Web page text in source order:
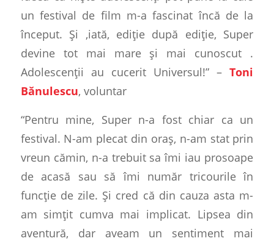
un festival de film m-a fascinat încă de la
început. Și ,iată, ediție după ediție, Super
devine tot mai mare și mai cunoscut .
Adolescenții au cucerit Universul!” –Toni
Bănulescu, voluntar
“Pentru mine, Super n-a fost chiar ca un
festival. N-am plecat din oraș, n-am stat prin
vreun cămin, n-a trebuit sa îmi iau prosoape
de acasă sau să îmi număr tricourile în
funcție de zile. Și cred că din cauza asta m-
am simțit cumva mai implicat. Lipsea din
aventură, dar aveam un sentiment mai